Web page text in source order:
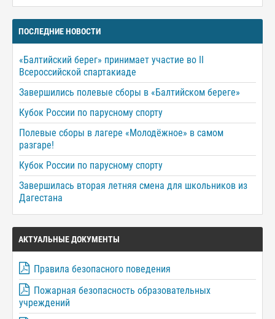
ПОСЛЕДНИЕ НОВОСТИ
«Балтийский берег» принимает участие во II
Всероссийской спартакиаде
Завершились полевые сборы в «Балтийском береге»
Кубок России по парусному спорту
Полевые сборы в лагере «Молодёжное» в самом
разгаре!
Кубок России по парусному спорту
Завершилась вторая летняя смена для школьников из
Дагестана
АКТУАЛЬНЫЕ ДОКУМЕНТЫ
Правила безопасного поведения
Пожарная безопасность образовательных
учреждений